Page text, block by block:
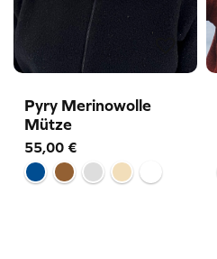
Pyry Merinowolle
Mütze
55,00 €